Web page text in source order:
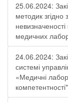
25.06.2024:
методик
медичних
24.06.2024:
системі
«Медичні
компетентності"